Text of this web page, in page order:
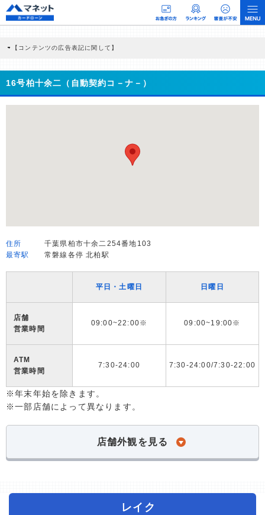
【コンテンツの広告表記に関して】
商品を根拠なくPRするものではなく、当編集部の調査／ユーザーへの口コミ収集な
どに基づき、公平性を担保した情報提供を行っています。
>提携企業一覧
16号柏十余二（自動契約コ－ナ－）
住所
千葉県柏市十余二254番地103
最寄駅
常磐線各停 北柏駅
平日・土曜日 日曜日
店舗
営業時間
09:00~22:00※ 09:00~19:00※
ATM
営業時間
7:30-24:00 7:30-24:00/7:30-22:00
※年末年始を除きます。
※一部店舗によって異なります。
店舗外観を見る
レイク